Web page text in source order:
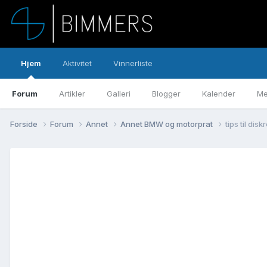
Hjem
Forum Artikler Galleri Blogger Kalender
Aktivitet Vinnerliste
Forside Forum Annet Annet BMW og motorprat tips til